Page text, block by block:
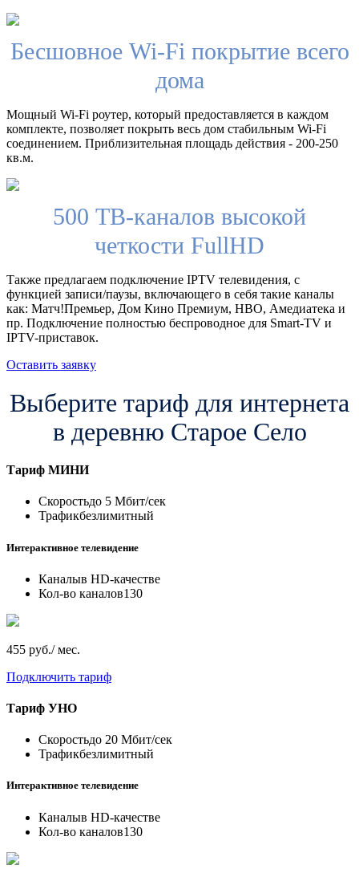
Бесшовное Wi-Fi покрытие всего
дома
Мощный Wi-Fi роутер, который предоставляется в каждом
комплекте, позволяет покрыть весь дом стабильным Wi-Fi
соединением. Приблизительная площадь действия - 200-250
кв.м.
500 ТВ-каналов высокой
четкости FullHD
Также предлагаем подключение IPTV телевидения, с
функцией записи/паузы, включающего в себя такие каналы
как: Матч!Премьер, Дом Кино Премиум, HBO, Амедиатека и
пр. Подключение полностью беспроводное для Smart-TV и
IPTV-приставок.
Оставить заявку
Выберите тариф для интернета
в деревню Старое Село
Тариф МИНИ
Скоростьдо 5 Мбит/сек
Трафикбезлимитный
Интерактивное телевидение
Каналыв HD-качестве
Кол-во каналов130
455 руб./ мес.
Подключить тариф
Тариф УНО
Скоростьдо 20 Мбит/сек
Трафикбезлимитный
Интерактивное телевидение
Каналыв HD-качестве
Кол-во каналов130